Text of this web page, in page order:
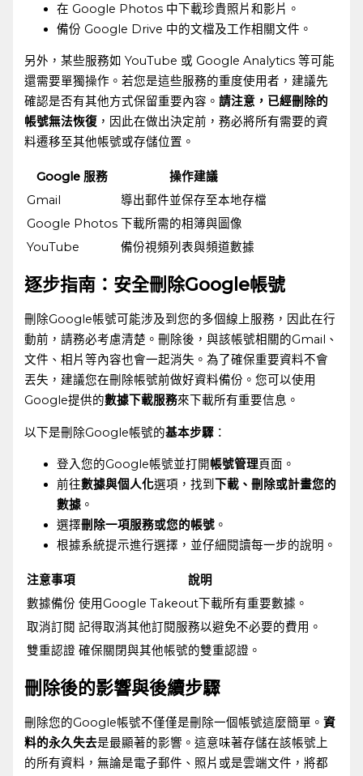
在 Google ‍Photos 中下載珍貴照片和影片。
備份 Google Drive 中的文檔及工作相關文件。
另外，某些服務如 ​YouTube 或 Google Analytics​ 等可能
還需要單獨操作。若您是這些服務的重度使用者，建議先
確認是否有其他方式保留重要內容。請注意，已經刪除的
帳號無法恢復 ，因此在做出決定前，務必將所有需要的資
料遷移至其他帳號或存儲位置。
Google 服務
操作建議
Gmail
導出郵件並保存至本地存檔
Google Photos 下載所需的相簿與圖像
YouTube
備份視頻列表與頻道數據
逐步指南：安全刪除Google帳號
刪除Google帳號可能涉及到您的多個線上服務，因此在行
動前，請務必考慮清楚。刪除後，與該帳號相關的Gmail、
文件、相片等內容也會一起消失。為了確保重要資料不會
丟失，建議您在刪除帳號前做好資料備份。您可以使用
Google提供的數據下載服務來下載所有重要信息。
以下是刪除Google帳號的基本步驟 ：
登入您的Google帳號並打開帳號管理頁面。
前往數據與個人化選項，找到
下載、刪除或計畫您的
數據 。
選擇刪除一項服務或您的帳號 。
根據系統提示進行選擇，並仔細閱讀每一步的說明。
注意事項
說明
數據備份 使用Google Takeout下載所有重要數據。
取消訂閱 記得取消其他訂閱服務以避免不必要的費用。
雙重認證 確保關閉與其他帳號的雙重認證。
刪除後的影響與後續步驟
刪除您的Google帳號不僅僅是刪除一個帳號這麼簡單。資
料的永久失去是最顯著的影響。這意味著存儲在該帳號上
的所有資料，無論是電子郵件、照片或是雲端文件，將都